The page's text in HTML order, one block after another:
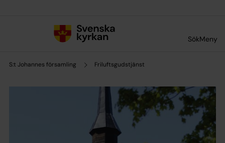
SökMeny
S:t Johannes församling Friluftsgudstjänst